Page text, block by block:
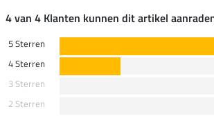
4 van 4 Klanten kunnen dit artikel
5 Sterren
4 Sterren
3 Sterren
2 Sterren